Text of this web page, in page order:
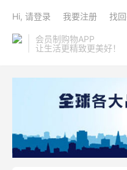
会员制购物APP
让生活更精致更美好！
Hi, 请登录 我要注册 找